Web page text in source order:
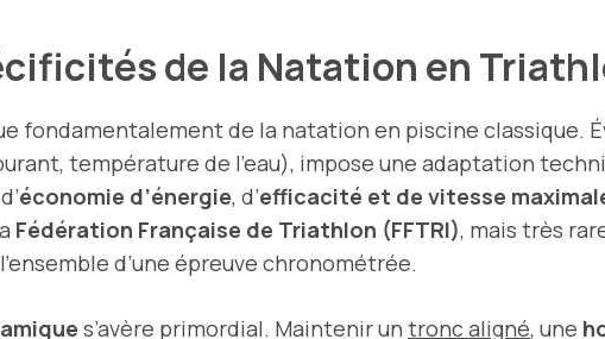
de la Natation en
fondamentalement de la natation en piscine classique.
température de l’eau), impose une adaptation
économie d’énergie, d’efficacité et de vitesse
Fédération Française de Triathlon (FFTRI), mais très
d’une épreuve chronométrée.
s’avère primordial. Maintenir un tronc aligné, une